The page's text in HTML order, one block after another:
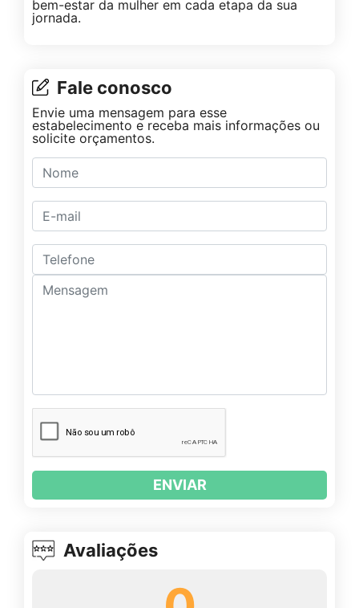
bem-estar da mulher em cada etapa da sua
jornada.
Fale conosco
Envie uma mensagem para esse
estabelecimento e receba mais informações ou
solicite orçamentos.
ENVIAR
Avaliações